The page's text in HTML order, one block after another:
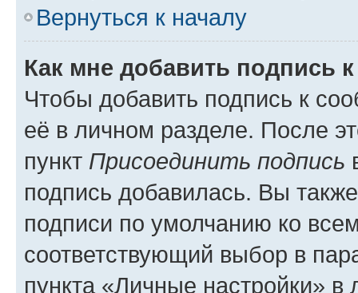
Вернуться к началу
Как мне добавить подпись
Чтобы добавить подпись к
её в личном разделе. После
пункт Присоединить подпись
подпись добавилась. Вы
подписи по умолчанию ко
соответствующий выбор в
пункта «Личные настройки»